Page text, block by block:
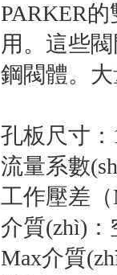
PARKER
用。這些
鋼閥體。
孔板尺寸
流量系數
工作壓差
介質(zhì)
Max介質